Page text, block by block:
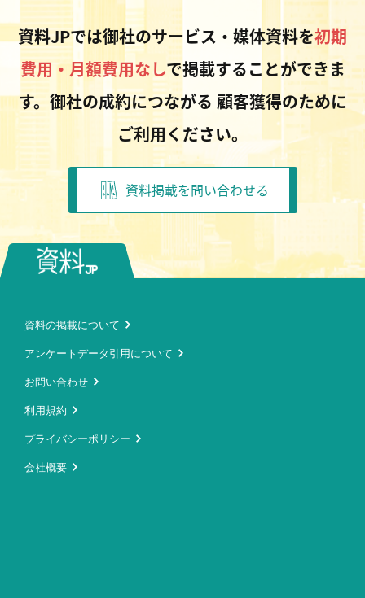
資料JPでは御社のサービス・媒体資料を初期
費用・月額費用なしで掲載することができま
す。御社の成約につながる 顧客獲得のために
ご利用ください。
資料掲載を問い合わせる
資料の掲載について
アンケートデータ引用について
お問い合わせ
利用規約
プライバシーポリシー
会社概要